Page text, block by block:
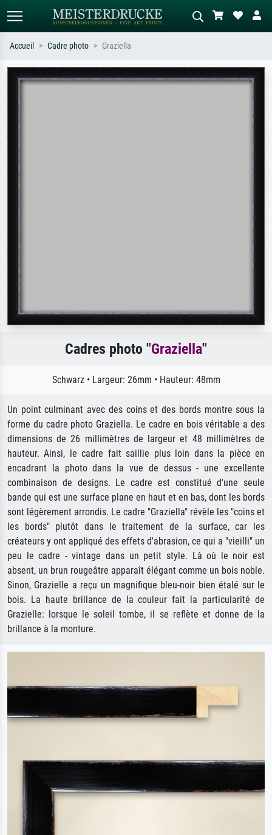
Recherche standard Recherche d'images IA
tableau sombre, nu debout près d'un
Accueil Cadre photo Graziella
Cadres photo "Graziella"
Schwarz • Largeur: 26mm • Hauteur: 48mm
Un point culminant avec des coins et des bords montre sous la
forme du cadre photo Graziella. Le cadre en bois véritable a des
dimensions de 26 millimètres de largeur et 48 millimètres de
hauteur. Ainsi, le cadre fait saillie plus loin dans la pièce en
encadrant la photo dans la vue de dessus - une excellente
combinaison de designs. Le cadre est constitué d'une seule
bande qui est une surface plane en haut et en bas, dont les bords
sont légèrement arrondis. Le cadre "Graziella" révèle les "coins et
les bords" plutôt dans le traitement de la surface, car les
créateurs y ont appliqué des effets d'abrasion, ce qui a "vieilli" un
peu le cadre - vintage dans un petit style. Là où le noir est
absent, un brun rougeâtre apparaît élégant comme un bois noble.
Sinon, Grazielle a reçu un magnifique bleu-noir bien étalé sur le
bois. La haute brillance de la couleur fait la particularité de
Grazielle: lorsque le soleil tombe, il se reflète et donne de la
brillance à la monture.